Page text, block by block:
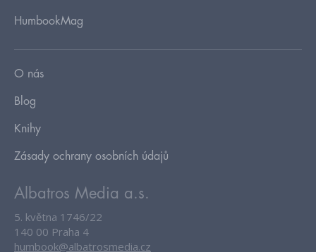
HumbookMag
O nás
Blog
Knihy
Zásady ochrany osobních údajů
Albatros Media a.s.
5. května 1746/22
140 00 Praha 4
humbook@albatrosmedia.cz